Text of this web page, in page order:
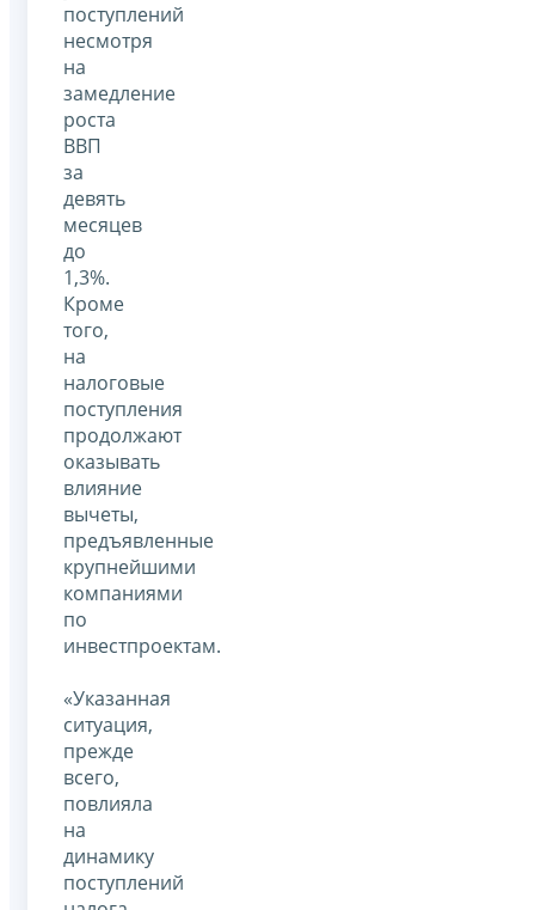
поступлений
несмотря
на
замедление
роста
ВВП
за
девять
месяцев
до
1,3%.
Кроме
того,
на
налоговые
поступления
продолжают
оказывать
влияние
вычеты,
предъявленные
крупнейшими
компаниями
по
инвестпроектам.
«Указанная
ситуация,
прежде
всего,
повлияла
на
динамику
поступлений